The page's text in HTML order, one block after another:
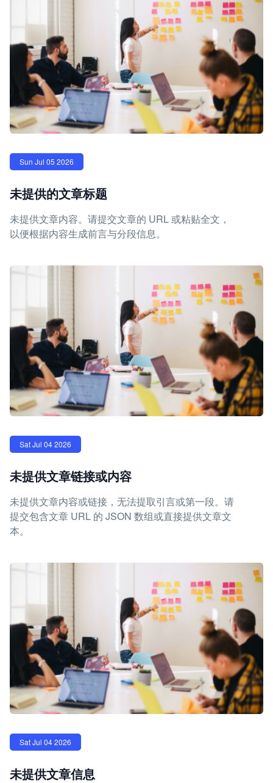
Sun Jul 05 2026
未提供的文章标题
未提供文章内容。请提交文章的 URL 或粘贴全文，
以便根据内容生成前言与分段信息。
Sat Jul 04 2026
未提供文章链接或内容
未提供文章内容或链接，无法提取引言或第一段。请
提交包含文章 URL 的 JSON 数组或直接提供文章文
本。
Sat Jul 04 2026
未提供文章信息